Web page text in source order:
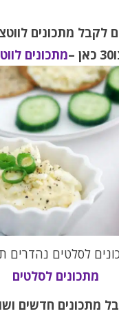
לקבל מתכונים
–מתכונים
לסלטים נהדרים
מתכונים לסלטים
מתכונים חדשים